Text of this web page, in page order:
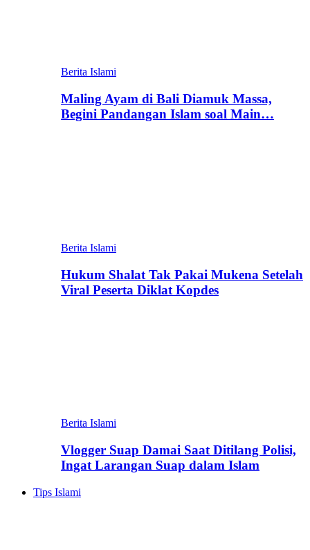
Berita Islami
Maling Ayam di Bali Diamuk Massa,
Begini Pandangan Islam soal Main…
Berita Islami
Hukum Shalat Tak Pakai Mukena Setelah
Viral Peserta Diklat Kopdes
Berita Islami
Vlogger Suap Damai Saat Ditilang Polisi,
Ingat Larangan Suap dalam Islam
Tips Islami